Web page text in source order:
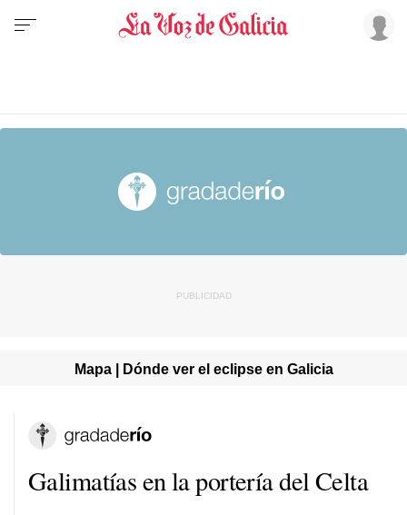
Mapa | Dónde ver el eclipse en Galicia
Galimatías en la portería del Celta